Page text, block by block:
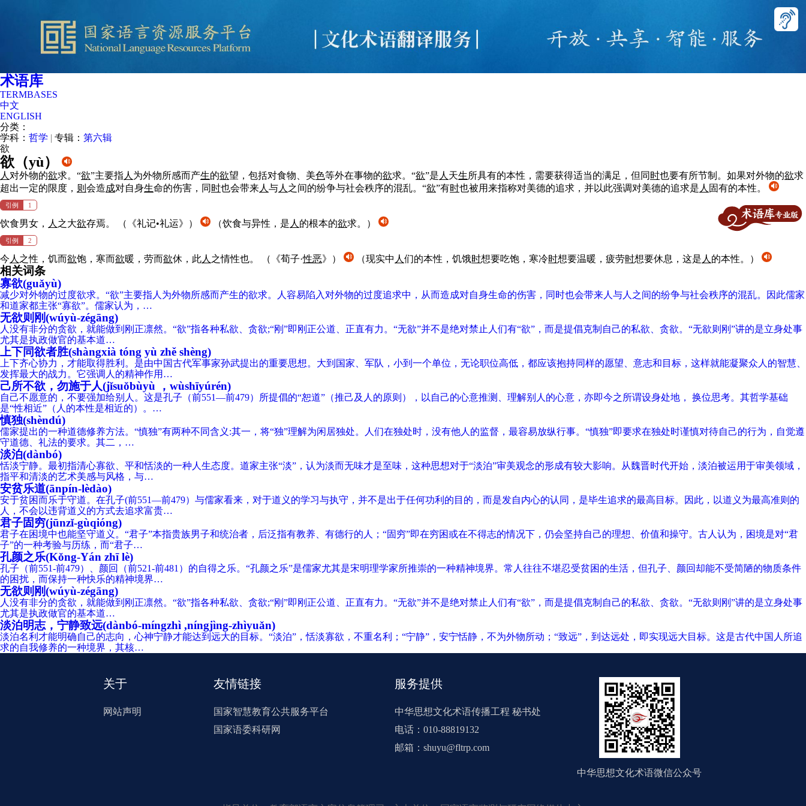
术语库
TERMBASES
中文
ENGLISH
分类：
学科： 哲学 | 专辑： 第六辑
欲
欲（yù）
人 对外物的欲求。“欲”主要指人 为外物所感而产生的欲望，包括对食物、美色等外在事物的欲求。“欲”是 人 天生所具有的本性，需要获得适当的满足，但同 时也要有所节制。如果对外物的欲求
超出一定的限度， 则 会造成对自身生命的伤害，同 时也会带来人 与人 之间的纷争与社会秩序的混乱。“欲”有时也被用来指称对美德的追求，并以此强调对美德的追求是 人 固有的本性。
引例 1
饮食男女， 人 之大欲存焉。 （《礼记•礼运》） （饮食与异性，是 人 的根本的欲求。）
引例 2
今 人 之性，饥而欲饱，寒而欲暖，劳而欲休，此人 之情性也。 （《荀子·性恶》） （现实中 人 们的本性，饥饿时想要吃饱，寒冷时想要温暖，疲劳时想要休息，这是 人 的本性。）
相关词条
寡欲(guǎyù)
减少对外物的过度欲求。“欲”主要指人为外物所感而产生的欲求。人容易陷入对外物的过度追求中，从而造成对自身生命的伤害，同时也会带来人与人之间的纷争与社会秩序的混乱。因此儒家
和道家都主张“寡欲”。儒家认为，…
无欲则刚(wúyù-zégāng)
人没有非分的贪欲，就能做到刚正凛然。“欲”指各种私欲、贪欲;“刚”即刚正公道、正直有力。“无欲”并不是绝对禁止人们有“欲”，而是提倡克制自己的私欲、贪欲。“无欲则刚”讲的是立身处事
尤其是执政做官的基本道…
上下同欲者胜(shàngxià tóng yù zhě shèng)
上下齐心协力，才能取得胜利。是由中国古代军事家孙武提出的重要思想。大到国家、军队，小到一个单位，无论职位高低，都应该抱持同样的愿望、意志和目标，这样就能凝聚众人的智慧、
发挥最大的战力。它强调人的精神作用…
己所不欲，勿施于人(jǐsuǒbùyù ，wùshīyúrén)
自己不愿意的，不要强加给别人。这是孔子（前551—前479）所提倡的“恕道”（推己及人的原则），以自己的心意推测、理解别人的心意，亦即今之所谓设身处地， 换位思考。其哲学基础
是“性相近”（人的本性是相近的）。…
慎独(shèndú)
儒家提出的一种道德修养方法。“慎独”有两种不同含义:其一，将“独”理解为闲居独处。人们在独处时，没有他人的监督，最容易放纵行事。“慎独”即要求在独处时谨慎对待自己的行为，自觉遵
守道德、礼法的要求。其二，…
淡泊(dànbó)
恬淡宁静。最初指清心寡欲、平和恬淡的一种人生态度。道家主张“淡”，认为淡而无味才是至味，这种思想对于“淡泊”审美观念的形成有较大影响。从魏晋时代开始，淡泊被运用于审美领域，
指平和清淡的艺术美感与风格，与…
安贫乐道(ānpín-lèdào)
安于贫困而乐于守道。在孔子(前551—前479）与儒家看来，对于道义的学习与执守，并不是出于任何功利的目的，而是发自内心的认同，是毕生追求的最高目标。因此，以道义为最高准则的
人，不会以违背道义的方式去追求富贵…
君子固穷(jūnzǐ-gùqióng)
君子在困境中也能坚守道义。“君子”本指贵族男子和统治者，后泛指有教养、有德行的人；“固穷”即在穷困或在不得志的情况下，仍会坚持自己的理想、价值和操守。古人认为，困境是对“君
子”的一种考验与历练，而“君子…
孔颜之乐(Kǒng-Yán zhī lè)
孔子（前551-前479）、颜回（前521-前481）的自得之乐。“孔颜之乐”是儒家尤其是宋明理学家所推崇的一种精神境界。常人往往不堪忍受贫困的生活，但孔子、颜回却能不受简陋的物质条件
的困扰，而保持一种快乐的精神境界…
无欲则刚(wúyù-zégāng)
人没有非分的贪欲，就能做到刚正凛然。“欲”指各种私欲、贪欲;“刚”即刚正公道、正直有力。“无欲”并不是绝对禁止人们有“欲”，而是提倡克制自己的私欲、贪欲。“无欲则刚”讲的是立身处事
尤其是执政做官的基本道…
淡泊明志，宁静致远(dànbó-míngzhì ,níngjìng-zhìyuǎn)
淡泊名利才能明确自己的志向，心神宁静才能达到远大的目标。“淡泊”，恬淡寡欲，不重名利；“宁静”，安宁恬静，不为外物所动；“致远”，到达远处，即实现远大目标。这是古代中国人所追
求的自我修养的一种境界，其核…
关于
网站声明
友情链接
国家智慧教育公共服务平台
国家语委科研网
服务提供
中华思想文化术语传播工程 秘书处
电话：010-88819132
邮箱：shuyu@fltrp.com
中华思想文化术语微信公众号